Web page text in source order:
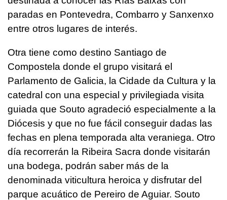
paradas en Pontevedra, Combarro y Sanxenxo
entre otros lugares de interés.
Otra tiene como destino Santiago de
Compostela donde el grupo visitará el
Parlamento de Galicia, la Cidade da Cultura y la
catedral con una especial y privilegiada visita
guiada que Souto agradeció especialmente a la
Diócesis y que no fue fácil conseguir dadas las
fechas en plena temporada alta veraniega. Otro
día recorrerán la Ribeira Sacra donde visitarán
una bodega, podrán saber más de la
denominada viticultura heroica y disfrutar del
parque acuático de Pereiro de Aguiar. Souto